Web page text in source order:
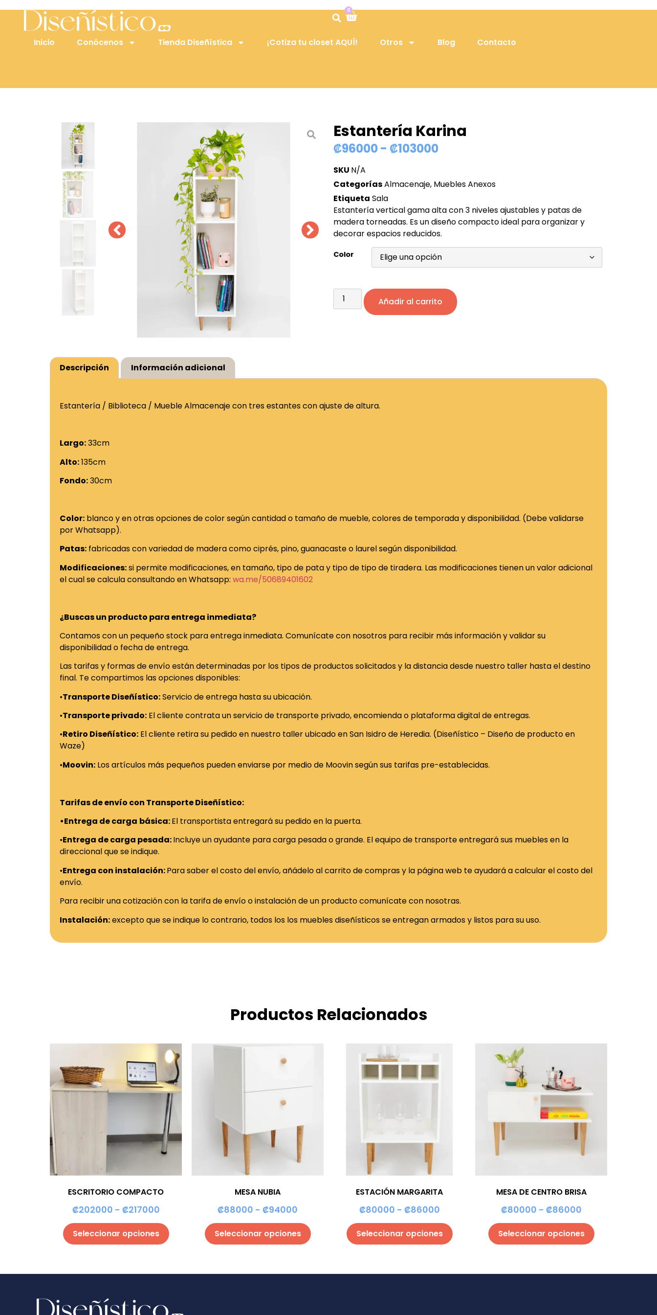
0
Inicio Conócenos Tienda Diseñística ¡Cotiza tu closet AQUÍ! Otros Blog Contacto
Estantería Karina
₡96000 - ₡103000
SKU N/A
CategoríasAlmacenaje, Muebles Anexos
Etiqueta Sala
Estantería vertical gama alta con 3 niveles ajustables y patas de
madera torneadas. Es un diseño compacto ideal para organizar y
decorar espacios reducidos.
Color
Añadir al carrito
Descripción Información adicional
Estantería / Biblioteca / Mueble Almacenaje con tres estantes con ajuste de altura.
Largo:33cm
Alto:135cm
Fondo:30cm
Color: blanco y en otras opciones de color según cantidad o tamaño de mueble, colores de temporada y disponibilidad. (Debe validarse
por Whatsapp).
Patas: fabricadas con variedad de madera como ciprés, pino, guanacaste o laurel según disponibilidad.
Modificaciones:si permite modificaciones, en tamaño, tipo de pata y tipo de tipo de tiradera. Las modificaciones tienen un valor adicional
el cual se calcula consultando en Whatsapp: wa.me/50689401602
¿Buscas un producto para entrega inmediata?
Contamos con un pequeño stock para entrega inmediata. Comunícate con nosotros para recibir más información y validar su
disponibilidad o fecha de entrega.
Las tarifas y formas de envío están determinadas por los tipos de productos solicitados y la distancia desde nuestro taller hasta el destino
final. Te compartimos las opciones disponibles:
•Transporte Diseñístico:Servicio de entrega hasta su ubicación.
•Transporte privado: El cliente contrata un servicio de transporte privado, encomienda o plataforma digital de entregas.
•Retiro Diseñístico: El cliente retira su pedido en nuestro taller ubicado en San Isidro de Heredia. (Diseñístico – Diseño de producto en
Waze)
•Moovin: Los artículos más pequeños pueden enviarse por medio de Moovin según sus tarifas pre-establecidas.
Tarifas de envío con Transporte Diseñístico:
•Entrega de carga básica:El transportista entregará su pedido en la puerta.
•Entrega de carga pesada:Incluye un ayudante para carga pesada o grande. El equipo de transporte entregará sus muebles en la
direccional que se indique.
•Entrega con instalación:Para saber el costo del envío, añádelo al carrito de compras y la página web te ayudará a calcular el costo del
envío.
Para recibir una cotización con la tarifa de envío o instalación de un producto comunícate con nosotras.
Instalación:excepto que se indique lo contrario, todos los los muebles diseñísticos se entregan armados y listos para su uso.
Productos Relacionados
ESCRITORIO COMPACTO
₡202000 - ₡217000
Seleccionar opciones
MESA NUBIA
₡88000 - ₡94000
Seleccionar opciones
ESTACIÓN MARGARITA
₡80000 - ₡86000
Seleccionar opciones
MESA DE CENTRO BRISA
₡80000 - ₡86000
Seleccionar opciones